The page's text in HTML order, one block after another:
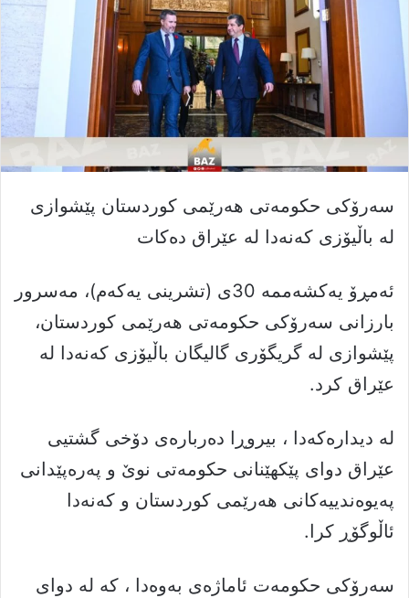
سەرۆکی حکومەتی هەرێمی کوردستان پێشوازی
لە باڵیۆزی کەنەدا لە عێراق دەکات
ئەمڕۆ یەکشەممە 30ی (تشرینی یەکەم)، مەسرور
بارزانی سەرۆکی حکومەتی هەرێمی کوردستان،
پێشوازی لە گریگۆری گالیگان باڵیۆزی کەنەدا لە
عێراق کرد.
لە دیدارەکەدا ، بيروڕا دەربارەی دۆخی گشتیی
عێراق دوای پێکهێنانی حکومەتی نوێ و پەرەپێدانی
پەیوەندییەکانی هەرێمی کوردستان و کەنەدا
ئاڵوگۆڕ کرا.
سەرۆکی حکومەت ئاماژەی بەوەدا ، کە لە دوای